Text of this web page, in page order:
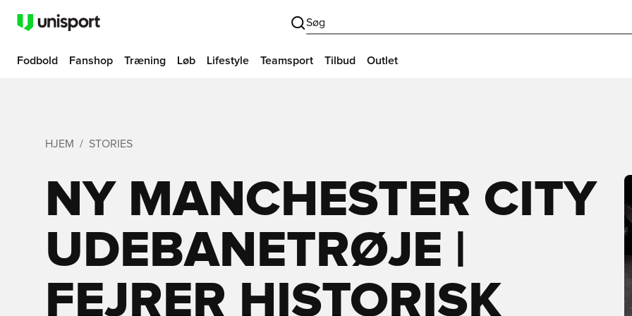
Søg
Fodbold Fanshop Træning Løb Lifestyle Teamsport Tilbud Outlet
HJEM STORIES
NY MANCHESTER CITY
UDEBANETRØJE |
FEJRER HISTORISK